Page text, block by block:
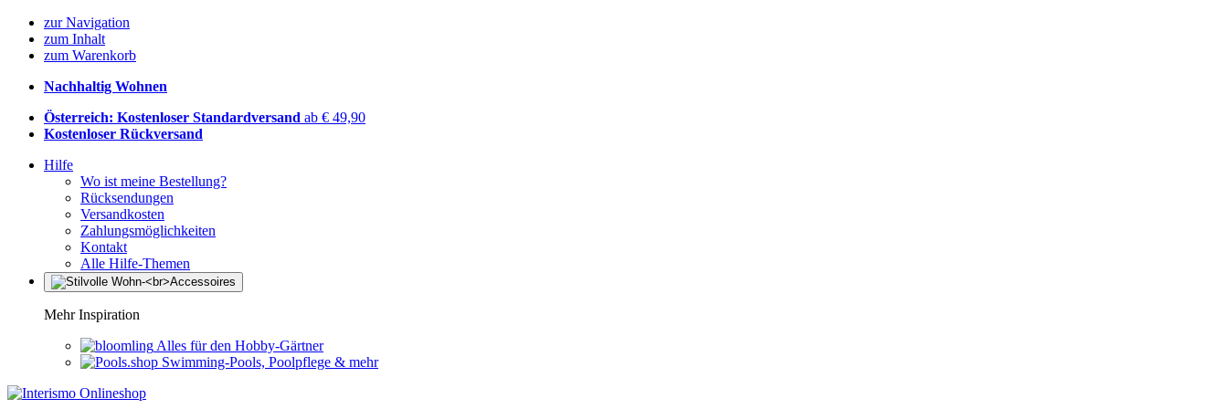
zur Navigation
zum Inhalt
zum Warenkorb
Nachhaltig Wohnen
Österreich: Kostenloser Standardversand ab € 49,90
Kostenloser Rückversand
Hilfe
Wo ist meine Bestellung?
Rücksendungen
Versandkosten
Zahlungsmöglichkeiten
Kontakt
Alle Hilfe-Themen
Mehr Inspiration
Alles für den Hobby-Gärtner
Swimming-Pools, Poolpflege & mehr